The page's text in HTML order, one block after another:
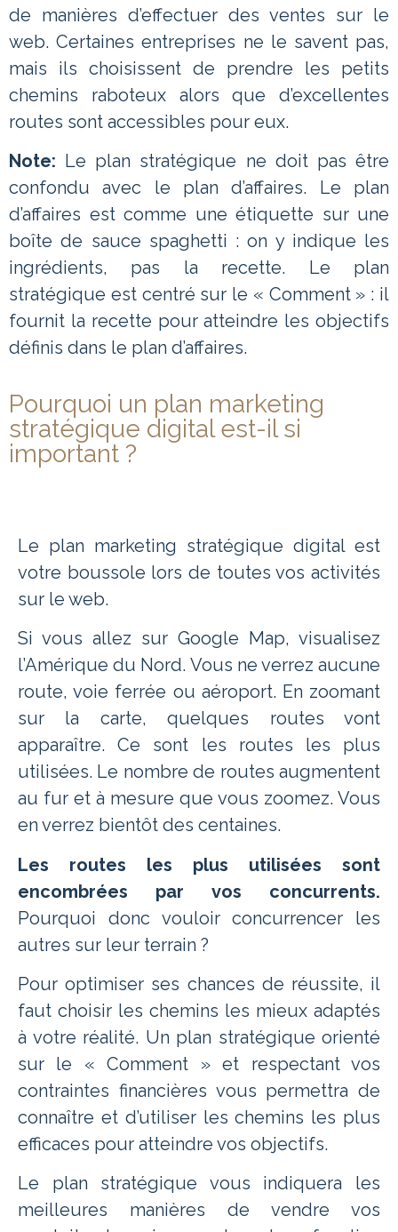
de manières d’effectuer des ventes sur le
web. Certaines entreprises ne le savent pas,
mais ils choisissent de prendre les petits
chemins raboteux alors que d’excellentes
routes sont accessibles pour eux.
Note: Le plan stratégique ne doit pas être
confondu avec le plan d’affaires. Le plan
d’affaires est comme une étiquette sur une
boîte de sauce spaghetti : on y indique les
ingrédients, pas la recette. Le plan
stratégique est centré sur le « Comment » : il
fournit la recette pour atteindre les objectifs
définis dans le plan d’affaires.
Pourquoi un plan marketing
stratégique digital est-il si
important ?
Le plan marketing stratégique digital est
votre boussole lors de toutes vos activités
sur le web.
Si vous allez sur Google Map, visualisez
l’Amérique du Nord. Vous ne verrez aucune
route, voie ferrée ou aéroport. En zoomant
sur la carte, quelques routes vont
apparaître. Ce sont les routes les plus
utilisées. Le nombre de routes augmentent
au fur et à mesure que vous zoomez. Vous
en verrez bientôt des centaines.
Les routes les plus utilisées sont
encombrées par vos concurrents.
Pourquoi donc vouloir concurrencer les
autres sur leur terrain ?
Pour optimiser ses chances de réussite, il
faut choisir les chemins les mieux adaptés
à votre réalité. Un plan stratégique orienté
sur le « Comment » et respectant vos
contraintes financières vous permettra de
connaître et d’utiliser les chemins les plus
efficaces pour atteindre vos objectifs.
Le plan stratégique vous indiquera les
meilleures manières de vendre vos